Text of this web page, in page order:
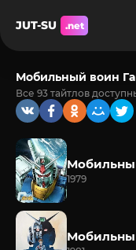
JUT-SU .net
Мобильный воин
Все 93 тайтлов
1979